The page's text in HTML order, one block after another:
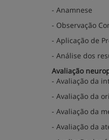
- Anamnese
- Observação
- Aplicação de
- Análise dos
Avaliação
- Avaliação da
- Avaliação da
- Avaliação da
- Avaliação da